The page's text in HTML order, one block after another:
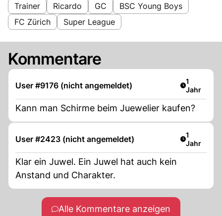
Trainer Ricardo GC
BSC Young Boys
FC Zürich
Super League
Kommentare
User #9176 (nicht angemeldet) Artikel
1
Jahr
Kann man Schirme beim Juewelier kaufen?
User #2423 (nicht angemeldet) Artikel
1
Jahr
Klar ein Juwel. Ein Juwel hat auch kein
Anstand und Charakter.
Alle Kommentare anzeigen